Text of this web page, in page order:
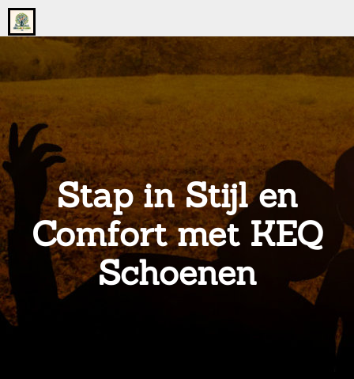
Go
to
home
page
onsgrotegezin.nl
Stap in Stijl en
Comfort met KEQ
Schoenen